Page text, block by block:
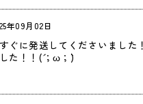
年09月02日
ぐに発送してくださいまし
た！！(´；ω；`)